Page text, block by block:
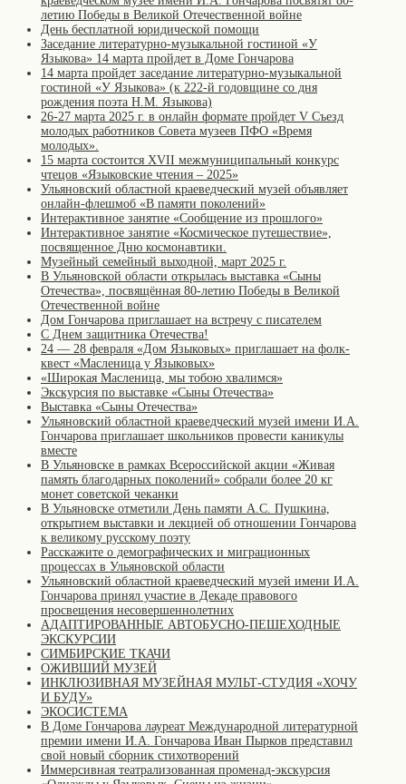
летию Победы в Великой Отечественной войне
День бесплатной юридической помощи
Заседание литературно-музыкальной гостиной «У
Языкова» 14 марта пройдет в Доме Гончарова
14 марта пройдет заседание литературно-музыкальной
гостиной «У Языкова» (к 222-й годовщине со дня
рождения поэта Н.М. Языкова)
26-27 марта 2025 г. в онлайн формате пройдет V Съезд
молодых работников Совета музеев ПФО «Время
молодых».
15 марта состоится XVII межмуниципальный конкурс
чтецов «Языковские чтения – 2025»
Ульяновский областной краеведческий музей объявляет
онлайн-флешмоб «В памяти поколений»
Интерактивное занятие «Сообщение из прошлого»
Интерактивное занятие «Космическое путешествие»,
посвященное Дню космонавтики.
Музейный семейный выходной, март 2025 г.
В Ульяновской области открылась выставка «Сыны
Отечества», посвящённая 80-летию Победы в Великой
Отечественной войне
Дом Гончарова приглашает на встречу с писателем
С Днем защитника Отечества!
24 — 28 февраля «Дом Языковых» приглашает на фолк-
квест «Масленица у Языковых»
«Широкая Масленица, мы тобою хвалимся»
Экскурсия по выставке «Сыны Отечества»
Выставка «Сыны Отечества»
Ульяновский областной краеведческий музей имени И.А.
Гончарова приглашает школьников провести каникулы
вместе
В Ульяновске в рамках Всероссийской акции «Живая
память благодарных поколений» собрали более 20 кг
монет советской чеканки
В Ульяновске отметили День памяти А.С. Пушкина,
открытием выставки и лекцией об отношении Гончарова
к великому русскому поэту
Расскажите о демографических и миграционных
процессах в Ульяновской области
Ульяновский областной краеведческий музей имени И.А.
Гончарова принял участие в Декаде правового
просвещения несовершеннолетних
АДАПТИРОВАННЫЕ АВТОБУСНО-ПЕШЕХОДНЫЕ
ЭКСКУРСИИ
СИМБИРСКИЕ ТКАЧИ
ОЖИВШИЙ МУЗЕЙ
ИНКЛЮЗИВНАЯ МУЗЕЙНАЯ МУЛЬТ-СТУДИЯ «ХОЧУ
И БУДУ»
ЭКОСИСТЕМА
В Доме Гончарова лауреат Международной литературной
премии имени И.А. Гончарова Иван Пырков представил
свой новый сборник стихотворений
Иммерсивная театрализованная променад-экскурсия